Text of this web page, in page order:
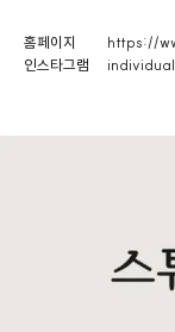
홈페이지
https://
인스타그램